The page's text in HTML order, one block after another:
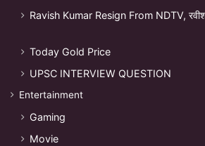
Ravish Kumar Resign From NDTV, रवीश
Today Gold Price
UPSC INTERVIEW QUESTION
Entertainment
Gaming
Movie